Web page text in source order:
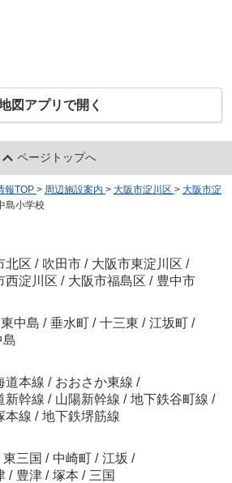
図アプリで開く
ページトップへ
報TOP > 周辺施設案内 > 大阪市淀川区 > 大阪市淀
島小学校
北区 / 吹田市 / 大阪市東淀川区 /
西淀川区 / 大阪市福島区 / 豊中市
東中島 / 垂水町 / 十三東 / 江坂町 /
島
道本線 / おおさか東線 /
新幹線 / 山陽新幹線 / 地下鉄谷町線 /
本線 / 地下鉄堺筋線
東三国 / 中崎町 / 江坂 /
/ 豊津 / 塚本 / 三国